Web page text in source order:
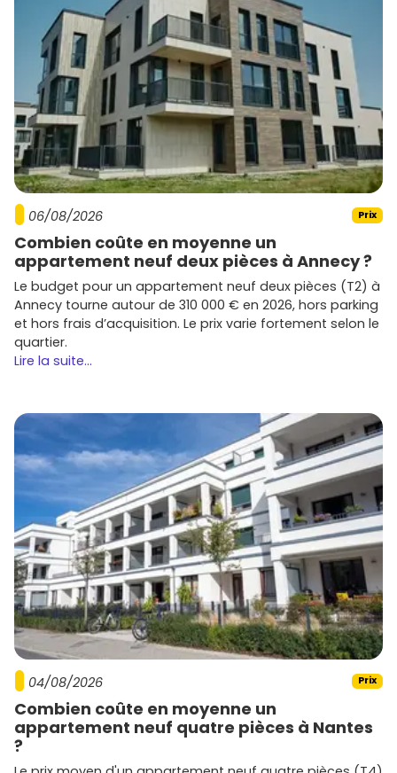
06/08/2026 Prix
Combien coûte en moyenne un
appartement neuf deux pièces à Annecy ?
Le budget pour un appartement neuf deux pièces (T2) à
Annecy tourne autour de 310 000 € en 2026, hors parking
et hors frais d’acquisition. Le prix varie fortement selon le
quartier.
Lire la suite...
04/08/2026 Prix
Combien coûte en moyenne un
appartement neuf quatre pièces à Nantes
?